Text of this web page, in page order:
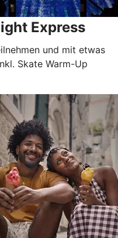
Express
und mit etwas
Skate Warm-Up